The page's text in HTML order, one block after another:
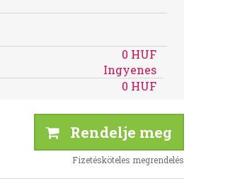
0 HUF
Ingyenes
0 HUF
Rendelje meg
Fizetésköteles megrendelés